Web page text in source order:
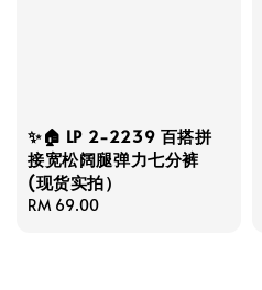
✨🏠 LP 2-2239 百搭拼
接宽松阔腿弹力七分裤
(现货实拍）
Regular
RM 69.00